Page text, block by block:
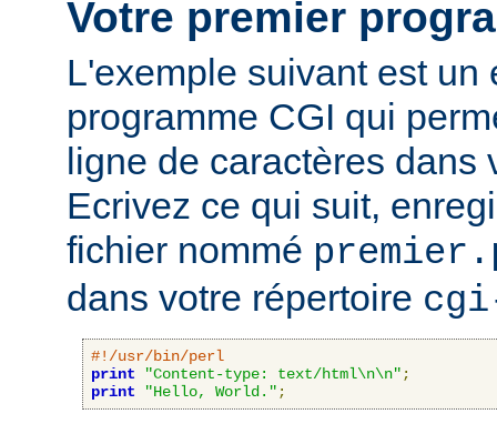
Votre premier
L'exemple suivant est un
programme CGI qui
ligne de caractères dans
Ecrivez ce qui suit,
fichier nommé
dans votre répertoire
#!/usr/bin/perl
print
"Content-type: text/html\n\n" ;
print
"Hello, World." ;